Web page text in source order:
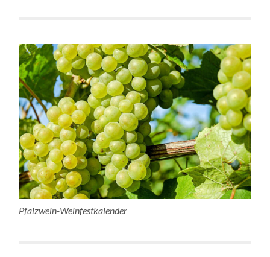
Pfalzwein-Weinfestkalender